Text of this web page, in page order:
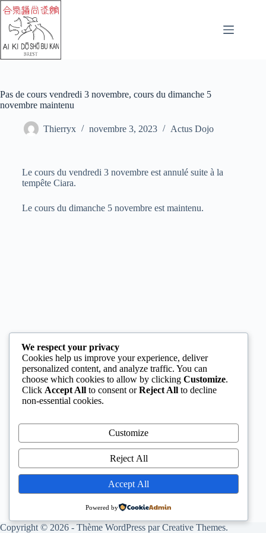
Pas de cours vendredi 3 novembre, cours du dimanche 5
novembre maintenu
Thierryx novembre 3, 2023 Actus Dojo
Le cours du vendredi 3 novembre est annulé suite à la
tempête Ciara.
Le cours du dimanche 5 novembre est maintenu.
Copyright © 2026 - Thème WordPress parCreative Themes.
We respect your privacy
Cookies help us improve your experience, deliver
personalized content, and analyze traffic. You can
choose which cookies to allow by clicking Customize.
Click Accept All to consent orReject All to decline
non-essential cookies.
Customize
Reject All
Accept All
Powered by